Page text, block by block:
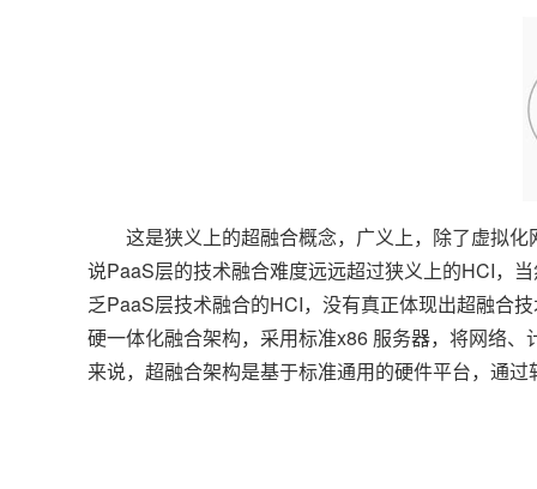
这是狭义上的超融合概念，广义上，除了虚拟
说PaaS层的技术融合难度远远超过狭义上的HCI，
乏PaaS层技术融合的HCI，没有真正体现出超融合
硬一体化融合架构，采用标准x86 服务器，将网络
来说，超融合架构是基于标准通用的硬件平台，通